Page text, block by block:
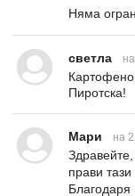
Няма
светла
Пиротска!
Мари на
прави
Благодаря